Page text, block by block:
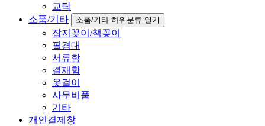
교탁
소품/기타
소품/기타 하위분류 열기
잡지꽃이/책꽂이
필경대
서류함
결재함
옷걸이
사무비품
기타
개인결제창